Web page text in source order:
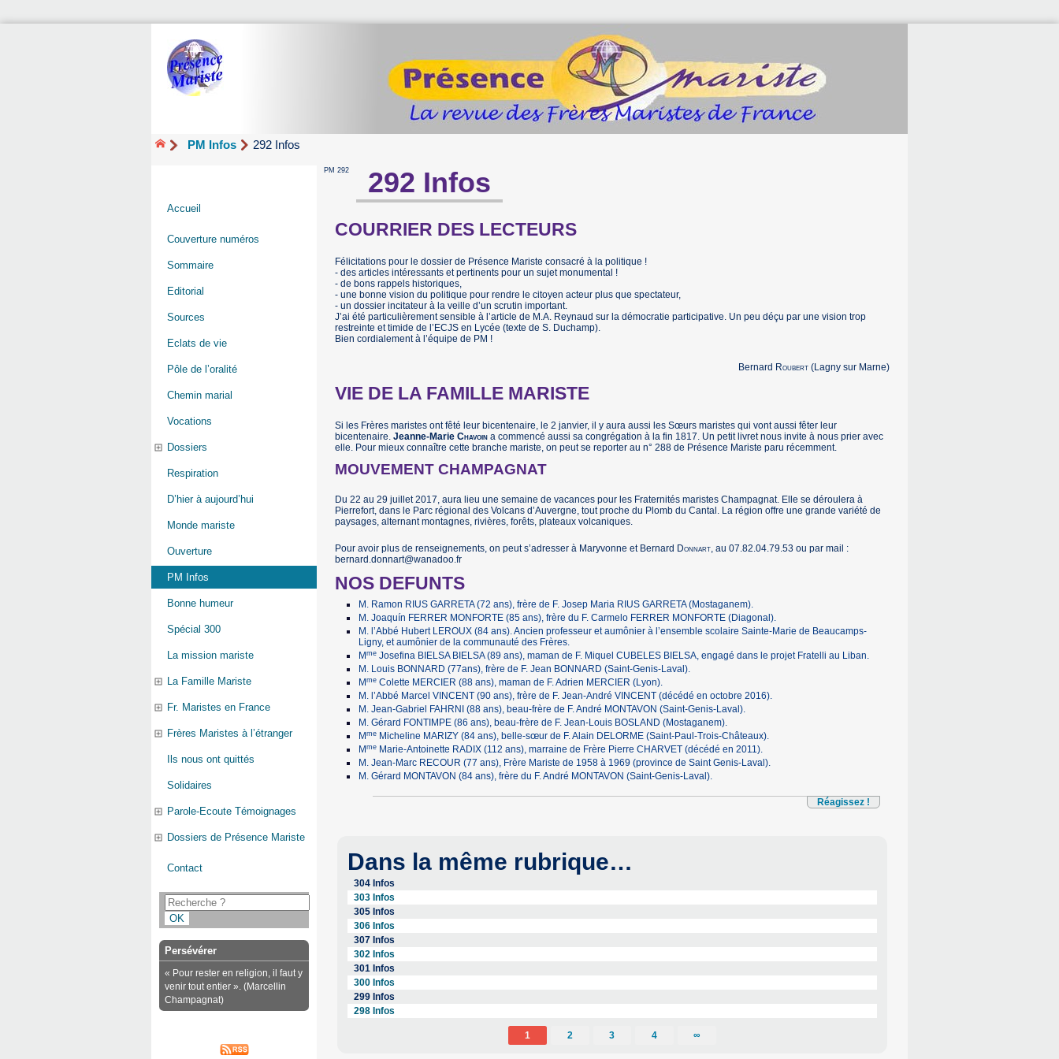
PM Infos 292 Infos
PM 292 292 Infos
COURRIER DES LECTEURS
Félicitations pour le dossier de Présence Mariste consacré à la politique !
- des articles intéressants et pertinents pour un sujet monumental !
- de bons rappels historiques,
- une bonne vision du politique pour rendre le citoyen acteur plus que spectateur,
- un dossier incitateur à la veille d’un scrutin important.
J’ai été particulièrement sensible à l’article de M.A. Reynaud sur la démocratie participative. Un peu déçu par une vision trop
restreinte et timide de l’ECJS en Lycée (texte de S. Duchamp).
Bien cordialement à l’équipe de PM !
Bernard Roubert (Lagny sur Marne)
VIE DE LA FAMILLE MARISTE
Si les Frères maristes ont fêté leur bicentenaire, le 2 janvier, il y aura aussi les Sœurs maristes qui vont aussi fêter leur
bicentenaire. Jeanne-Marie Chavoina commencé aussi sa congrégation à la fin 1817. Un petit livret nous invite à nous prier avec
elle. Pour mieux connaître cette branche mariste, on peut se reporter au n° 288 de Présence Mariste paru récemment.
MOUVEMENT CHAMPAGNAT
Du 22 au 29 juillet 2017, aura lieu une semaine de vacances pour les Fraternités maristes Champagnat. Elle se déroulera à
Pierrefort, dans le Parc régional des Volcans d’Auvergne, tout proche du Plomb du Cantal. La région offre une grande variété de
paysages, alternant montagnes, rivières, forêts, plateaux volcaniques.
Pour avoir plus de renseignements, on peut s’adresser à Maryvonne et Bernard Donnart, au 07.82.04.79.53 ou par mail :
bernard.donnart@wanadoo.fr
NOS DEFUNTS
M. Ramon RIUS GARRETA (72 ans), frère de F. Josep Maria RIUS GARRETA (Mostaganem).
M. Joaquín FERRER MONFORTE (85 ans), frère du F. Carmelo FERRER MONFORTE (Diagonal).
M. l’Abbé Hubert LEROUX (84 ans). Ancien professeur et aumônier à l’ensemble scolaire Sainte-Marie de Beaucamps-
Ligny, et aumônier de la communauté des Frères.
M meJosefina BIELSA BIELSA (89 ans), maman de F. Miquel CUBELES BIELSA, engagé dans le projet Fratelli au Liban.
M. Louis BONNARD (77ans), frère de F. Jean BONNARD (Saint-Genis-Laval).
M meColette MERCIER (88 ans), maman de F. Adrien MERCIER (Lyon).
M. l’Abbé Marcel VINCENT (90 ans), frère de F. Jean-André VINCENT (décédé en octobre 2016).
M. Jean-Gabriel FAHRNI (88 ans), beau-frère de F. André MONTAVON (Saint-Genis-Laval).
M. Gérard FONTIMPE (86 ans), beau-frère de F. Jean-Louis BOSLAND (Mostaganem).
M meMicheline MARIZY (84 ans), belle-sœur de F. Alain DELORME (Saint-Paul-Trois-Châteaux).
M meMarie-Antoinette RADIX (112 ans), marraine de Frère Pierre CHARVET (décédé en 2011).
M. Jean-Marc RECOUR (77 ans), Frère Mariste de 1958 à 1969 (province de Saint Genis-Laval).
M. Gérard MONTAVON (84 ans), frère du F. André MONTAVON (Saint-Genis-Laval).
Réagissez !
Dans la même rubrique…
304 Infos
303 Infos
305 Infos
306 Infos
307 Infos
302 Infos
301 Infos
300 Infos
299 Infos
298 Infos
1 2 3 4 ∞
Accueil
Couverture numéros
Sommaire
Editorial
Sources
Eclats de vie
Pôle de l’oralité
Chemin marial
Vocations
Dossiers
Respiration
D’hier à aujourd’hui
Monde mariste
Ouverture
PM Infos
Bonne humeur
Spécial 300
La mission mariste
La Famille Mariste
Fr. Maristes en France
Frères Maristes à l’étranger
Ils nous ont quittés
Solidaires
Parole-Ecoute Témoignages
Dossiers de Présence Mariste
Contact
Persévérer
« Pour rester en religion, il faut y
venir tout entier ». (Marcellin
Champagnat)